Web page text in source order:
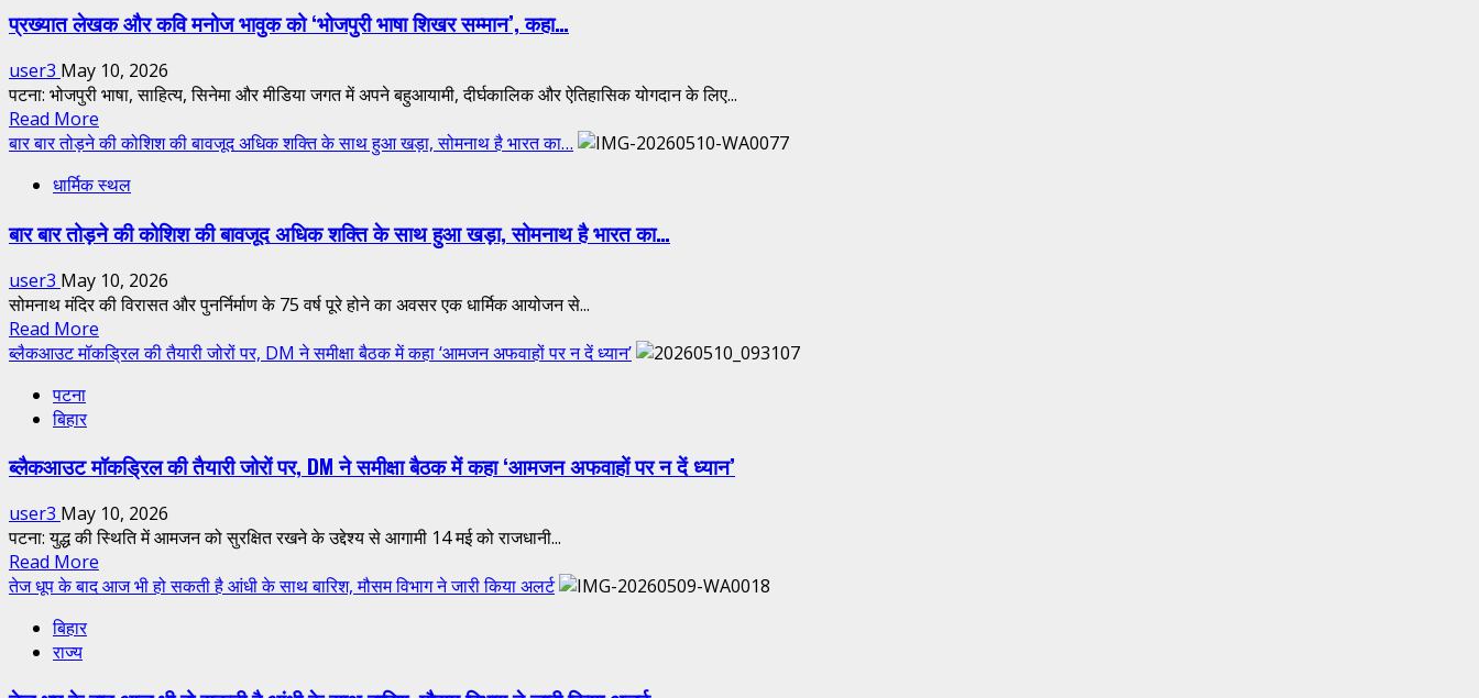
साल
से
होगी
ऑनलाइन
परीक्षा’
लिए
काम
की
खबर,
कृषि
विभाग
दे
रहा
90
प्रतिशत
का
अनुदान
प्रख्यात लेखक और कवि मनोज भावुक को ‘भोजपुरी भाषा शिखर सम्मान’, कहा…
user3 May 10, 2026
पटना: भोजपुरी भाषा, साहित्य, सिनेमा और मीडिया जगत में अपने बहुआयामी, दीर्घकालिक और ऐतिहासिक योगदान के लिए...
Read More
more
प्रख्यात
और
मनोज
भावुक
को
‘भोजपुरी
कहा…
बार बार तोड़ने की कोशिश की बावजूद अधिक शक्ति के साथ हुआ खड़ा, सोमनाथ है भारत का…
धार्मिक स्थल
बार बार तोड़ने की कोशिश की बावजूद अधिक शक्ति के साथ हुआ खड़ा, सोमनाथ है भारत का…
user3 May 10, 2026
सोमनाथ मंदिर की विरासत और पुनर्निर्माण के 75 वर्ष पूरे होने का अवसर एक धार्मिक आयोजन से...
Read More
more
की
की
बावजूद
अधिक
शक्ति
खड़ा,
ब्लैकआउट मॉकड्रिल की तैयारी जोरों पर, DM ने समीक्षा बैठक में कहा ‘आमजन अफवाहों पर न दें ध्यान’
पटना
बिहार
ब्लैकआउट मॉकड्रिल की तैयारी जोरों पर, DM ने समीक्षा बैठक में कहा ‘आमजन अफवाहों पर न दें ध्यान’
user3 May 10, 2026
पटना: युद्ध की स्थिति में आमजन को सुरक्षित रखने के उद्देश्य से आगामी 14 मई को राजधानी...
Read More
more
तेज धूप के बाद आज भी हो सकती है आंधी के साथ बारिश, मौसम विभाग ने जारी किया अलर्ट
बिहार
राज्य